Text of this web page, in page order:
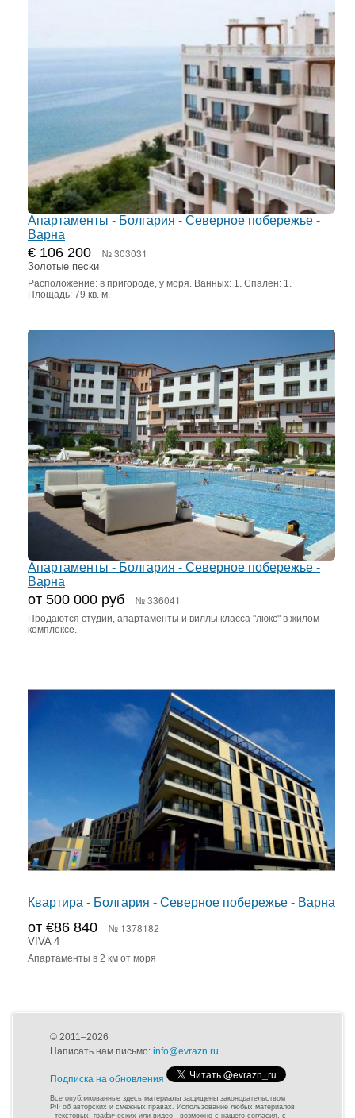
Апартаменты - Болгария - Северное побережье -
Варна
€ 106 200 № 303031
Золотые пески
Расположение: в пригороде, у моря. Ванных: 1. Спален: 1.
Площадь: 79 кв. м.
Апартаменты - Болгария - Северное побережье -
Варна
от 500 000 руб № 336041
Продаются студии, апартаменты и виллы класса "люкс" в жилом
комплексе.
Квартира - Болгария - Северное побережье - Варна
от €86 840 № 1378182
VIVA 4
Апартаменты в 2 км от моря
© 2011–2026
Написать нам письмо: info@evrazn.ru
Подписка на обновления
Все опубликованные здесь материалы защищены законодательством
РФ об авторских и смежных правах. Использование любых материалов
- текстовых, графических или видео - возможно с нашего согласия, с